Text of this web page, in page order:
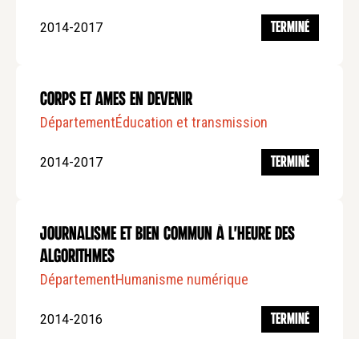
2014-2017 TERMINÉ
Corps et Ames en Devenir
DépartementÉducation et transmission
2014-2017 TERMINÉ
Journalisme et bien commun à l'heure des
Algorithmes
DépartementHumanisme numérique
2014-2016 TERMINÉ